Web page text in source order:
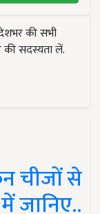
की सभी
सदस्यता लें.
चीजों से
जानिए..